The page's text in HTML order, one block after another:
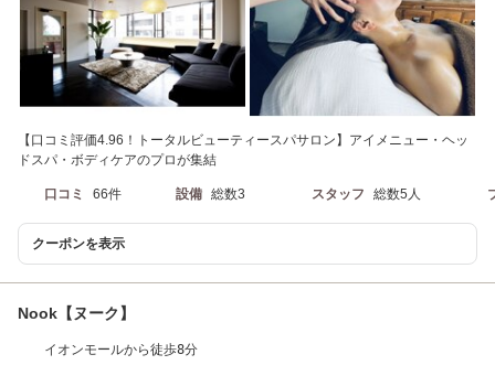
【口コミ評価4.96！トータルビューティースパサロン】アイメニュー・ヘッ
ドスパ・ボディケアのプロが集結
口コミ 66件 設備 総数3 スタッフ 総数5人
クーポンを表示
Nook【ヌーク】
イオンモールから徒歩8分